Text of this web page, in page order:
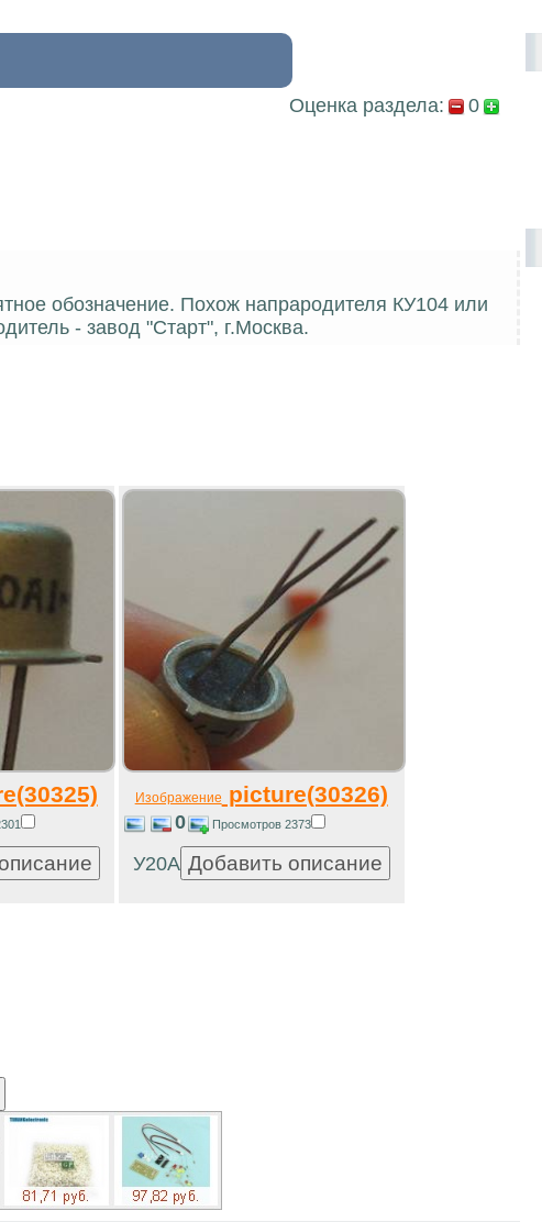
Оценка раздела: 0
обозначение. Похож напрародителя КУ104 или
- завод "Старт", г.Москва.
Изображение picture(30326)
0 Просмотров 2373
У20А